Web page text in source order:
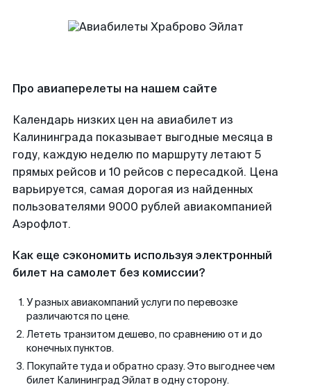
Про авиаперелеты на нашем сайте
Календарь низких цен на авиабилет из
Калининграда показывает выгодные месяца в
году, каждую неделю по маршруту летают 5
прямых рейсов и 10 рейсов с пересадкой. Цена
варьируется, самая дорогая из найденных
пользователями 9000 рублей авиакомпанией
Аэрофлот.
Как еще сэкономить используя электронный
билет на самолет без комиссии?
У разных авиакомпаний услуги по перевозке
различаются по цене.
Лететь транзитом дешево, по сравнению от и до
конечных пунктов.
Покупайте туда и обратно сразу. Это выгоднее чем
билет Калининград Эйлат в одну сторону.